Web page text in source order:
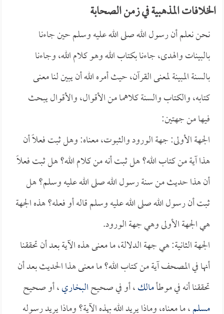
الخلافات المذهبية في زمن الصحابة
نحن نعلم أن رسول الله صلى الله عليه وسلم حين جاءنا
بالبينات والهدى، جاءنا بكتاب الله وهو كلام الله، وجاءنا
بالسنة المبينة لمعنى القرآن، حيث أمره الله أن يبين لنا معنى
كتابه، والكتاب والسنة كلاهما من الأقوال، والأقوال يبحث
فيها من جهتين:
الجهة الأولى: جهة الورود والثبوت، معناه: وهل ثبت فعلاً أن
هذا آية من كتاب الله؟ هل ثبت أنه من كلام الله؟ هل ثبت فعلاً
أن هذا حديث من سنة رسول الله صلى الله عليه وسلم؟ هل
ثبت أن رسول الله صلى الله عليه وسلم قاله أو فعله؟ هذه الجهة
هي الجهة الأولى وهي جهة الورود.
الجهة الثانية: هي جهة الدلالة، ما معنى هذه الآية بعد أن تحققنا
أنها في المصحف آية من كتاب الله؟ ما معنى هذا الحديث بعد أن
تحققنا أنه في موطأمالك، أو في صحيحالبخاري، أو صحيح
مسلم، ما معناه، وماذا يريد الله بهذه الآية؟ وماذا يريد رسوله